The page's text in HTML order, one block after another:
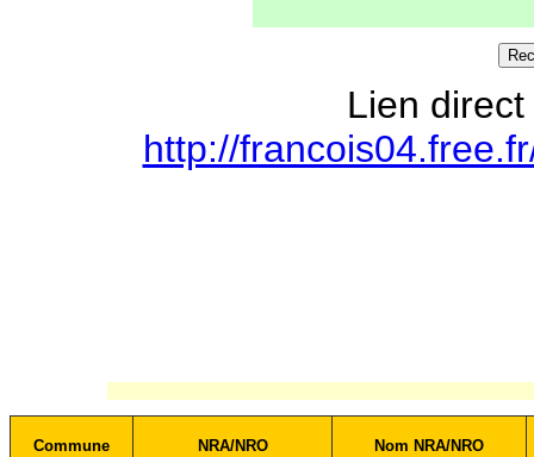
Lien
http://
Commune NRA/NRO Nom NRA/NRO